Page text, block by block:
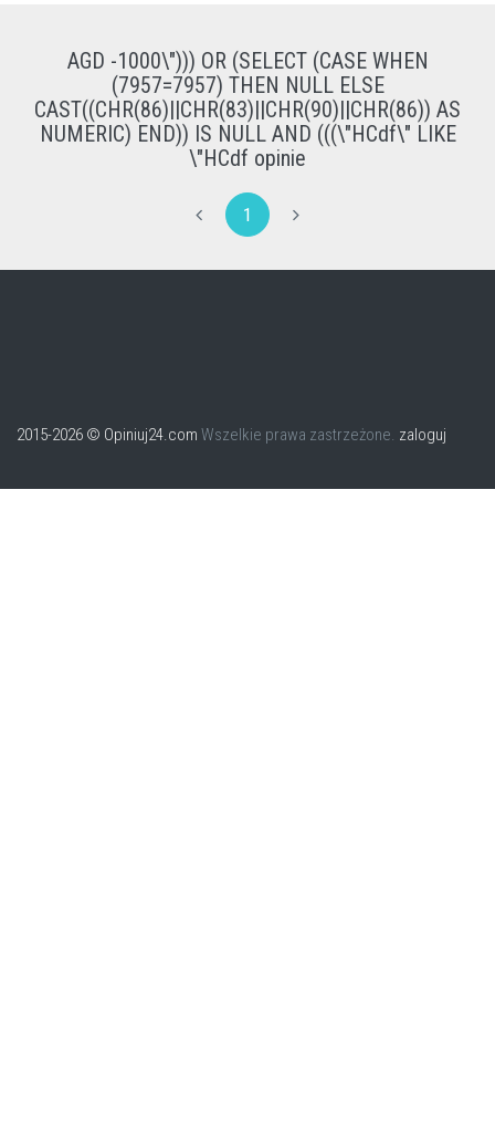
AGD -1000\"))) OR (SELECT (CASE WHEN
(7957=7957) THEN NULL ELSE
CAST((CHR(86)||CHR(83)||CHR(90)||CHR(86)) AS
NUMERIC) END)) IS NULL AND (((\"HCdf\" LIKE
\"HCdf opinie
1
2015-2026 © Opiniuj24.com Wszelkie prawa zastrzeżone. zaloguj